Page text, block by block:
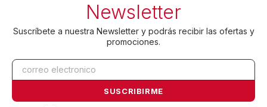
Newsletter
Suscríbete a nuestra Newsletter y podrás recibir las ofertas y
promociones.